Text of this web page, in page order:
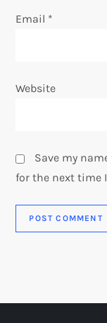
Email *
Website
Save my
for the next time